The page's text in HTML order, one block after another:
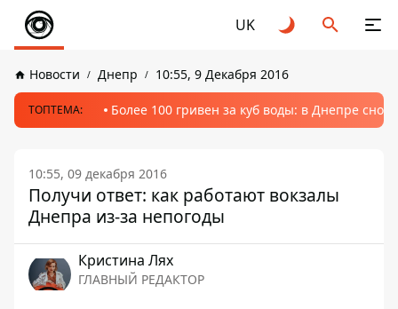
UK
Новости Днепр 10:55, 9 Декабря 2016
ТОПТЕМА: Более 100 гривен за куб воды: в Днепре
10:55, 09 декабря 2016
Получи ответ: как работают вокзалы
Днепра из-за непогоды
Кристина Лях
ГЛАВНЫЙ РЕДАКТОР